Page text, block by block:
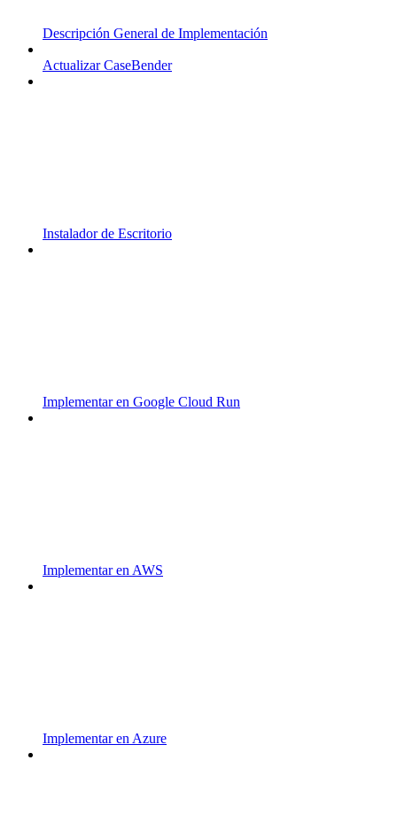
Descripción General de Implementación
Actualizar CaseBender
Instalador de Escritorio
Implementar en Google Cloud Run
Implementar en AWS
Implementar en Azure